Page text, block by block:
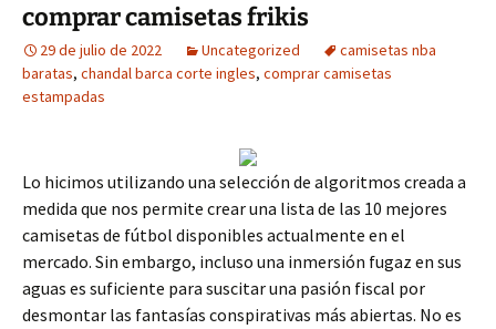
comprar camisetas frikis
29 de julio de 2022 Uncategorized
camisetas nba
baratas, chandal barca corte ingles, comprar camisetas
estampadas
Lo hicimos utilizando una selección de algoritmos creada a
medida que nos permite crear una lista de las 10 mejores
camisetas de fútbol disponibles actualmente en el
mercado. Sin embargo, incluso una inmersión fugaz en sus
aguas es suficiente para suscitar una pasión fiscal por
desmontar las fantasías conspirativas más abiertas. No es